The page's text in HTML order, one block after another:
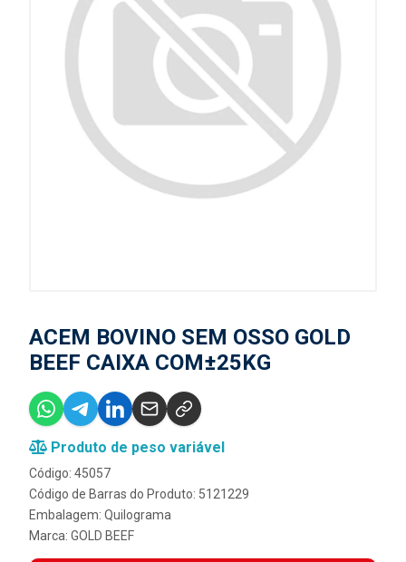
ACEM BOVINO SEM OSSO GOLD
BEEF CAIXA COM±25KG
Produto de peso variável
Código: 45057
Código de Barras do Produto: 5121229
Embalagem: Quilograma
Marca: GOLD BEEF